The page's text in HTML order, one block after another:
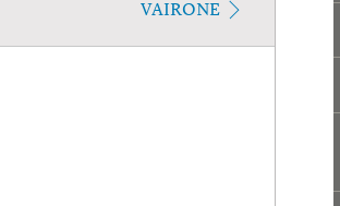
VAIRONE